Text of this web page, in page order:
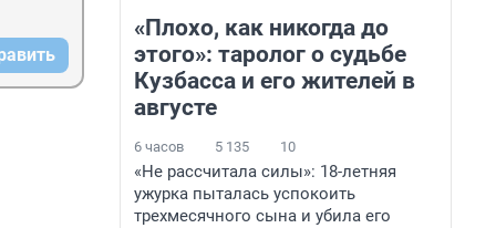
«Плохо, как никогда до
этого»: таролог о судьбе
Кузбасса и его жителей в
августе
6 часов 5 135 10
«Не рассчитала силы»: 18-летняя
ужурка пыталась успокоить
трехмесячного сына и убила его